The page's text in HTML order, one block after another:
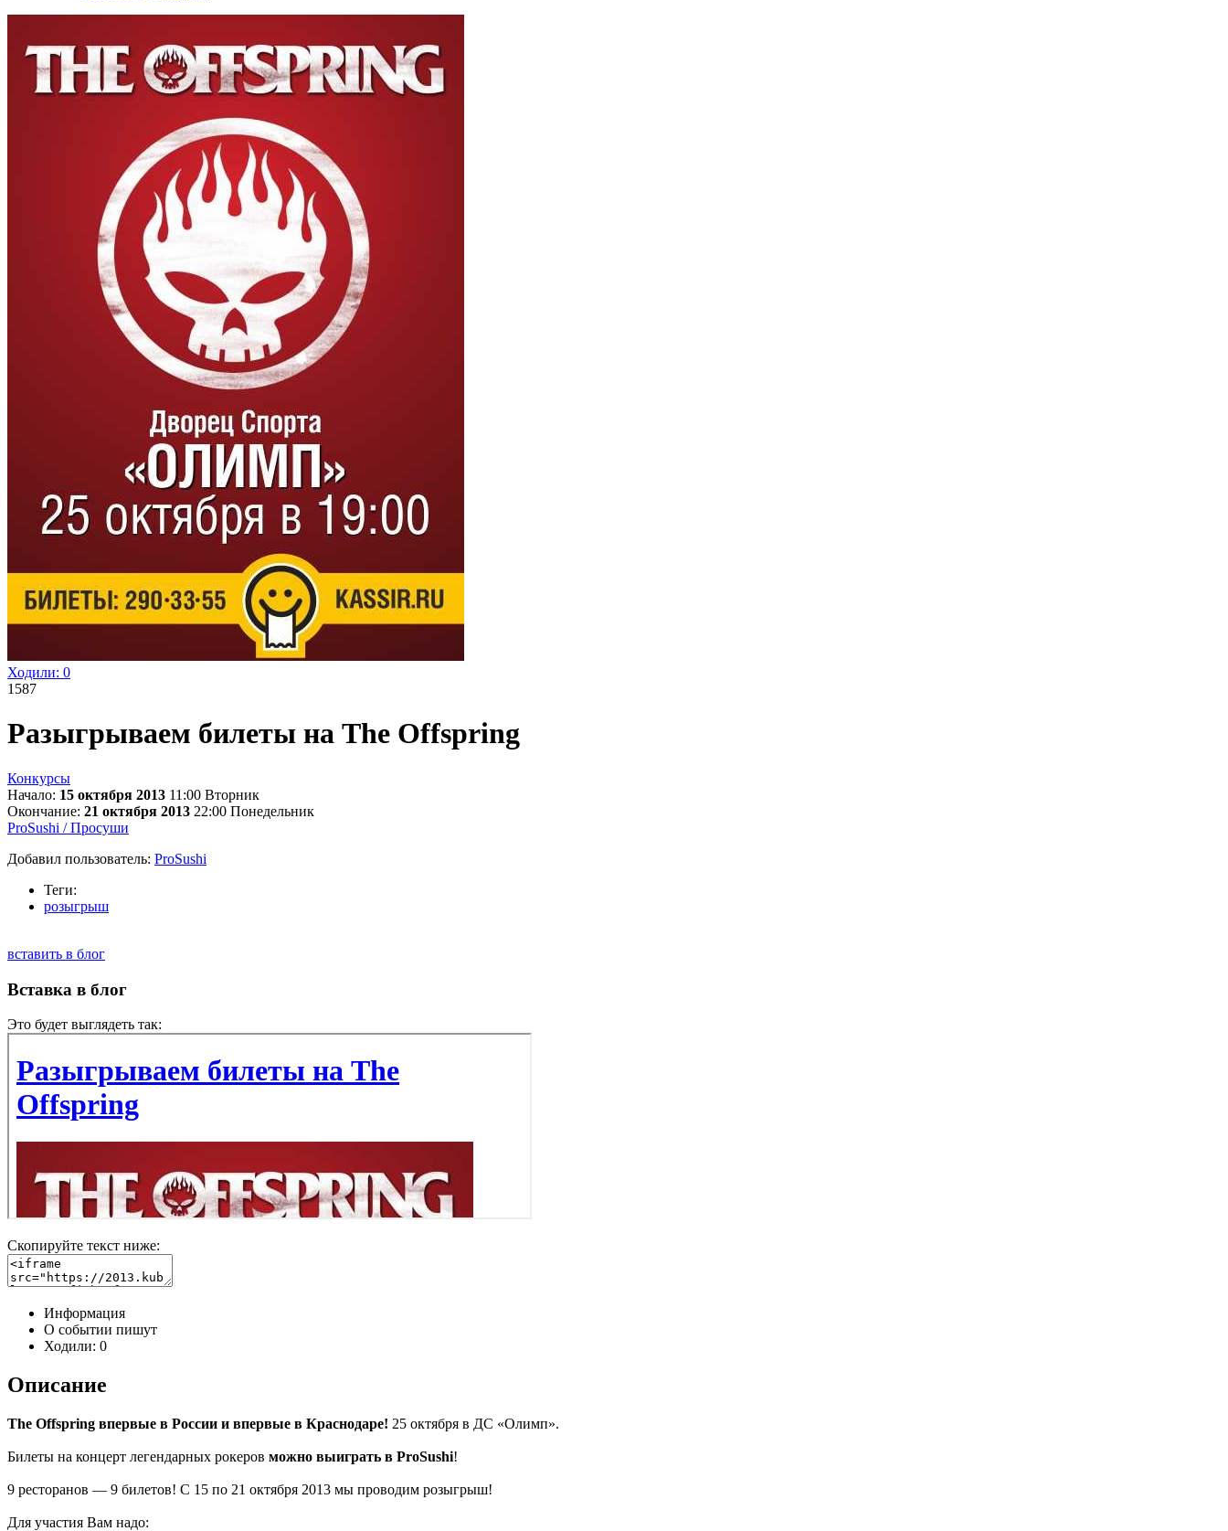
Ходили: 0
1587
Разыгрываем билеты на The Offspring
Конкурсы
Начало: 15 октября 2013 11:00 Вторник
Окончание: 21 октября 2013 22:00 Понедельник
ProSushi / Просуши
Добавил пользователь: ProSushi
Теги:
розыгрыш
вставить в блог
Вставка в блог
Это будет выглядеть так:
Скопируйте текст ниже:
Информация
О событии пишут
Ходили: 0
Описание
The Offspring впервые в России и впервые в Краснодаре! 25 октября в ДС «Олимп».
Билеты на концерт легендарных рокеров можно выиграть в ProSushi!
9 ресторанов — 9 билетов! С 15 по 21 октября 2013 мы проводим розыгрыш!
Для участия Вам надо: